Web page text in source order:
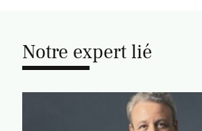
Notre expert lié